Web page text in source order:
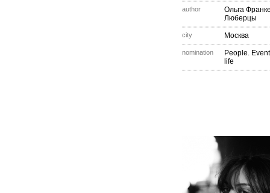
author
Ольга
Люберцы
city Москва
nomination
People.
life